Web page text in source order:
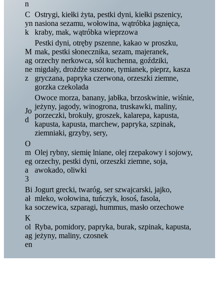
n
C
yn
k
Ostrygi, kiełki żyta, pestki dyni, kiełki pszenicy,
nasiona sezamu, wołowina, wątróbka jagnięca,
kraby, mak, wątróbka wieprzowa
M
ag
ne
z
Pestki dyni, otręby pszenne, kakao w proszku,
mak, pestki słonecznika, sezam, majeranek,
orzechy nerkowca, sól kuchenna, goździki,
migdały, drożdże suszone, tymianek, pieprz, kasza
gryczana, papryka czerwona, orzeszki ziemne,
gorzka czekolada
Jo
d
Owoce morza, banany, jabłka, brzoskwinie, wiśnie,
jeżyny, jagody, winogrona, truskawki, maliny,
porzeczki, brokuły, groszek, kalarepa, kapusta,
kapusta, kapusta, marchew, papryka, szpinak,
ziemniaki, grzyby, sery,
O
m
eg
a
3
Olej rybny, siemię lniane, olej rzepakowy i sojowy,
orzechy, pestki dyni, orzeszki ziemne, soja,
awokado, oliwki
Bi
ał
ka
Jogurt grecki, twaróg, ser szwajcarski, jajko,
mleko, wołowina, tuńczyk, łosoś, fasola,
soczewica, szparagi, hummus, masło orzechowe
K
ol
ag
en
Ryba, pomidory, papryka, burak, szpinak, kapusta,
jeżyny, maliny, czosnek